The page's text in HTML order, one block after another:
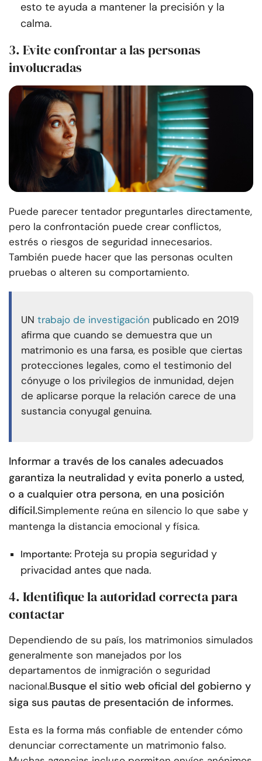
esto te ayuda a mantener la precisión y la
calma.
3. Evite confrontar a las personas
involucradas
Puede parecer tentador preguntarles directamente,
pero la confrontación puede crear conflictos,
estrés o riesgos de seguridad innecesarios.
También puede hacer que las personas oculten
pruebas o alteren su comportamiento.
UN trabajo de investigación publicado en 2019
afirma que cuando se demuestra que un
matrimonio es una farsa, es posible que ciertas
protecciones legales, como el testimonio del
cónyuge o los privilegios de inmunidad, dejen
de aplicarse porque la relación carece de una
sustancia conyugal genuina.
Informar a través de los canales adecuados
garantiza la neutralidad y evita ponerlo a usted,
o a cualquier otra persona, en una posición
difícil.Simplemente reúna en silencio lo que sabe y
mantenga la distancia emocional y física.
Importante: Proteja su propia seguridad y
privacidad antes que nada.
4. Identifique la autoridad correcta para
contactar
Dependiendo de su país, los matrimonios simulados
generalmente son manejados por los
departamentos de inmigración o seguridad
nacional.Busque el sitio web oficial del gobierno y
siga sus pautas de presentación de informes.
Esta es la forma más confiable de entender cómo
denunciar correctamente un matrimonio falso.